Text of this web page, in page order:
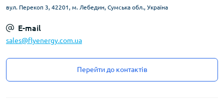
вул. Перекоп 3, 42201, м. Лебедин, Сумська обл., Україна
E-mail
sales@flyenergy.com.ua
Перейти до контактів